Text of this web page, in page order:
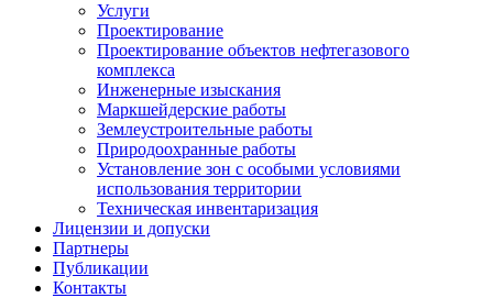
Услуги
Проектирование
Проектирование объектов нефтегазового
комплекса
Инженерные изыскания
Маркшейдерские работы
Землеустроительные работы
Природоохранные работы
Установление зон с особыми условиями
использования территории
Техническая инвентаризация
Лицензии и допуски
Партнеры
Публикации
Контакты